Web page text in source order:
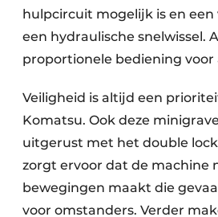
hulpcircuit mogelijk is en
een hydraulische snelwissel.
proportionele bediening voor
Veiligheid is altijd een
Komatsu. Ook deze
uitgerust met het double
zorgt ervoor dat de machine
bewegingen maakt die
voor omstanders. Verder